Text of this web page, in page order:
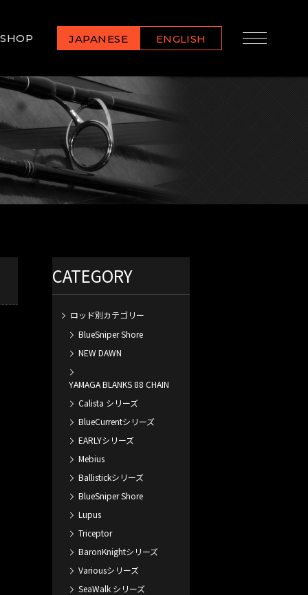
SHOP JAPANESE ENGLISH
CATEGORY
ロッド別カテゴリー
BlueSniper Shore
NEW DAWN
YAMAGA BLANKS 88 CHAIN
Calista シリーズ
BlueCurrentシリーズ
EARLYシリーズ
Mebius
Ballistickシリーズ
BlueSniper Shore
Lupus
Triceptor
BaronKnightシリーズ
Variousシリーズ
SeaWalk シリーズ